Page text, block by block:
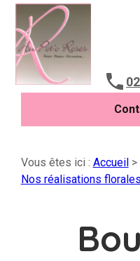
Vous êtes ici : Accueil>
Nos réalisations florales
Panneau de gestion des